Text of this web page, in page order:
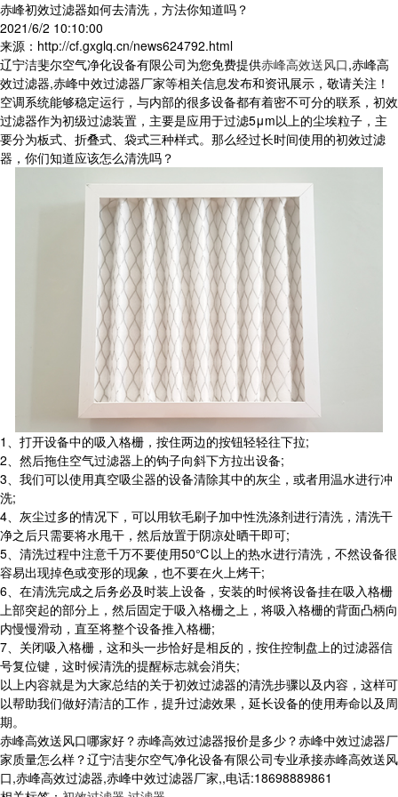
赤峰初效过滤器如何去清洗，方法你知道吗？
2021/6/2 10:10:00
来源：http://cf.gxglq.cn/news624792.html
辽宁洁斐尔空气净化设备有限公司为您免费提供赤峰高效送风口,赤峰高
效过滤器,赤峰中效过滤器厂家等相关信息发布和资讯展示，敬请关注！
空调系统能够稳定运行，与内部的很多设备都有着密不可分的联系，初效
过滤器作为初级过滤装置，主要是应用于过滤5μm以上的尘埃粒子，主
要分为板式、折叠式、袋式三种样式。那么经过长时间使用的初效过滤
器，你们知道应该怎么清洗吗？
1、打开设备中的吸入格栅，按住两边的按钮轻轻往下拉;
2、然后拖住空气过滤器上的钩子向斜下方拉出设备;
3、我们可以使用真空吸尘器的设备清除其中的灰尘，或者用温水进行冲
洗;
4、灰尘过多的情况下，可以用软毛刷子加中性洗涤剂进行清洗，清洗干
净之后只需要将水甩干，然后放置于阴凉处晒干即可;
5、清洗过程中注意千万不要使用50℃以上的热水进行清洗，不然设备很
容易出现掉色或变形的现象，也不要在火上烤干;
6、在清洗完成之后务必及时装上设备，安装的时候将设备挂在吸入格栅
上部突起的部分上，然后固定于吸入格栅之上，将吸入格栅的背面凸柄向
内慢慢滑动，直至将整个设备推入格栅;
7、关闭吸入格栅，这和头一步恰好是相反的，按住控制盘上的过滤器信
号复位键，这时候清洗的提醒标志就会消失;
以上内容就是为大家总结的关于初效过滤器的清洗步骤以及内容，这样可
以帮助我们做好清洁的工作，提升过滤效果，延长设备的使用寿命以及周
期。
赤峰高效送风口哪家好？赤峰高效过滤器报价是多少？赤峰中效过滤器厂
家质量怎么样？辽宁洁斐尔空气净化设备有限公司专业承接赤峰高效送风
口,赤峰高效过滤器,赤峰中效过滤器厂家,,电话:18698889861